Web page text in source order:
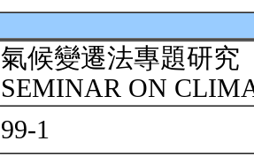
氣候變遷法專題研究
SEMINAR ON
99-1